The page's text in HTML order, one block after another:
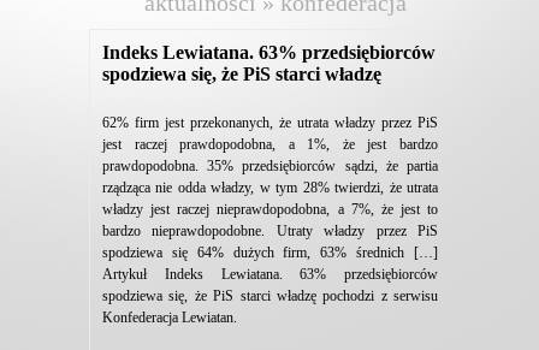
Indeks Lewiatana. 63% przedsiębiorców
spodziewa się, że PiS starci władzę
62% firm jest przekonanych, że utrata władzy przez PiS
jest raczej prawdopodobna, a 1%, że jest bardzo
prawdopodobna. 35% przedsiębiorców sądzi, że partia
rządząca nie odda władzy, w tym 28% twierdzi, że utrata
władzy jest raczej nieprawdopodobna, a 7%, że jest to
bardzo nieprawdopodobne. Utraty władzy przez PiS
spodziewa się 64% dużych firm, 63% średnich […]
Artykuł Indeks Lewiatana. 63% przedsiębiorców
spodziewa się, że PiS starci władzę pochodzi z serwisu
Konfederacja Lewiatan.